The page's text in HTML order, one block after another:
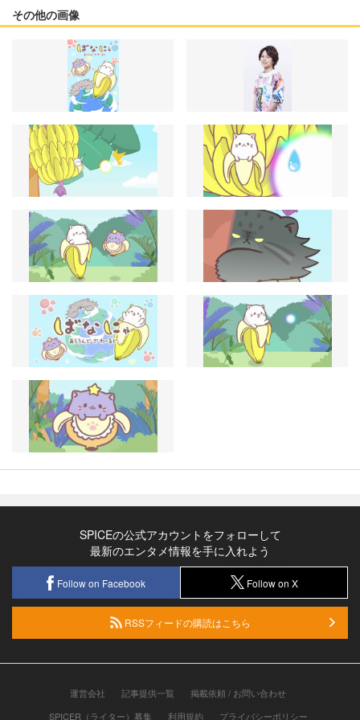
その他の画像
SPICEの公式アカウントをフォローして
最新のエンタメ情報を手に入れよう
Follow on Facebook Follow on X
RSSフィードの購読はこちら
運営会社 記事提供一覧
掲載依頼 / お問い合わせ
SPICER（ライター）募集
利用規約 プライバシーポリシー